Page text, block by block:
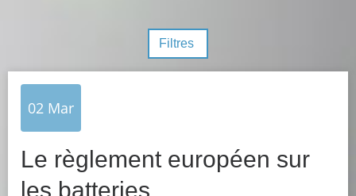
02 Mar
Le règlement européen sur
les batteries
Filtres